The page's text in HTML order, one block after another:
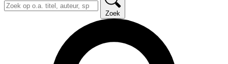
Zoek